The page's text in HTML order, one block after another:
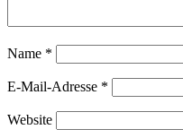
Name *
E-Mail-Adresse *
Website